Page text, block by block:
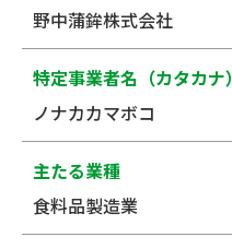
野中蒲鉾株式会社
特定事業者名（カタカナ）
ノナカカマボコ
主たる業種
食料品製造業